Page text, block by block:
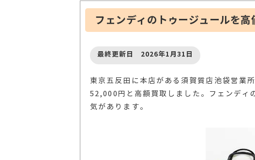
フェンディのトゥージュールを
最終更新日 2026年1月31日
東京五反田に本店がある須賀質店池袋営業
52,000円と高額買取しました。フェンディ
気があります。